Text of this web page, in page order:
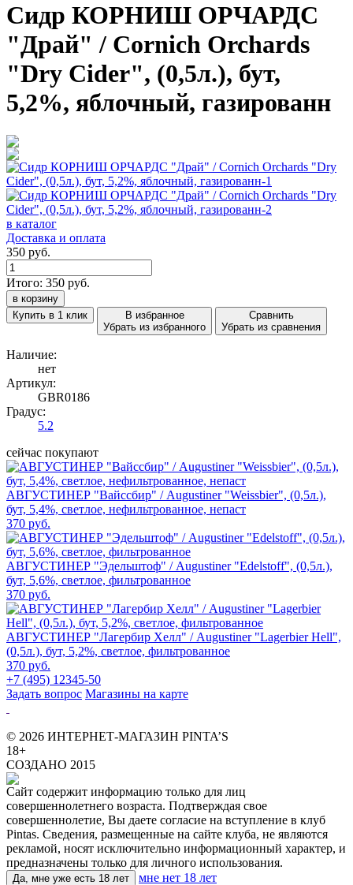
Сидр КОРНИШ ОРЧАРДС
"Драй" / Cornich Orchards
"Dry Cider", (0,5л.), бут,
5,2%, яблочный, газированн
в каталог
Доставка и оплата
350 руб.
Итого: 350 руб.
в корзину
Купить в 1 клик
В избранное
Убрать из избранного
Сравнить
Убрать из сравнения
Наличие:
нет
Артикул:
GBR0186
Градус:
5.2
сейчас покупают
АВГУСТИНЕР "Вайссбир" / Augustiner "Weissbier", (0,5л.),
бут, 5,4%, светлое, нефильтрованное, непаст
370 руб.
АВГУСТИНЕР "Эдельштоф" / Augustiner "Edelstoff", (0,5л.),
бут, 5,6%, светлое, фильтрованное
370 руб.
АВГУСТИНЕР "Лагербир Хелл" / Augustiner "Lagerbier Hell",
(0,5л.), бут, 5,2%, светлое, фильтрованное
370 руб.
+7 (495) 12345-50
Задать вопрос Магазины на карте
© 2026 ИНТЕРНЕТ-МАГАЗИН PINTA’S
18+
СОЗДАНО 2015
Сайт содержит информацию только для лиц
совершеннолетнего возраста. Подтверждая свое
совершеннолетие, Вы даете согласие на вступление в клуб
Pintas. Сведения, размещенные на сайте клуба, не являются
рекламой, носят исключительно информационный характер, и
предназначены только для личного использования.
Да, мне уже есть 18 лет
мне нет 18 лет